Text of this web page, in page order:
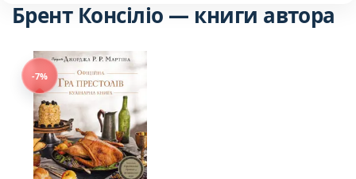
Брент Консіліо — книги автора
-7%